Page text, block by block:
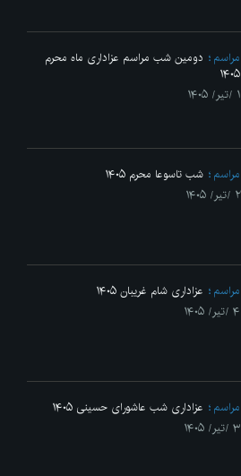
مراسم
دومین شب مراسم عزاداری ماه محرم
۱۴۰۵
۱ /تیر/ ۱۴۰۵
مراسم
شب تاسوعا محرم ۱۴۰۵
۲ /تیر/ ۱۴۰۵
مراسم
عزاداری شام غریبان ۱۴۰۵
۴ /تیر/ ۱۴۰۵
مراسم
عزاداری شب عاشورای حسینی ۱۴۰۵
۳ /تیر/ ۱۴۰۵